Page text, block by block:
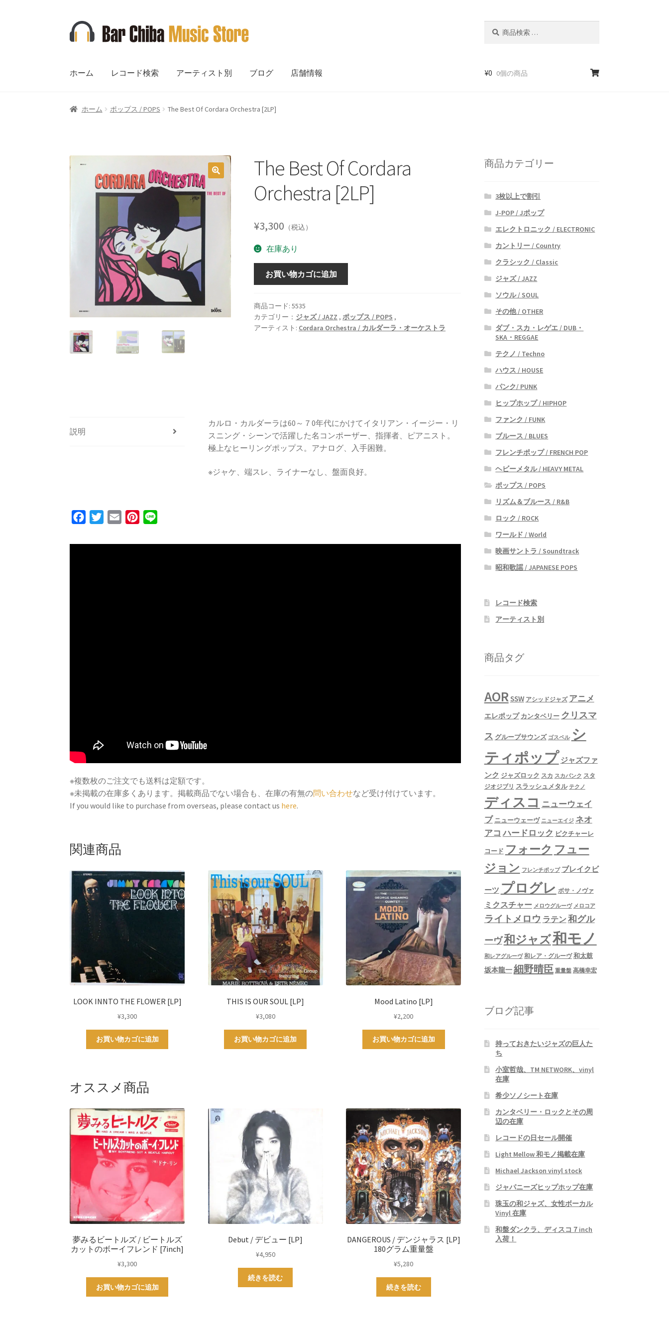
ナ
ビ
シ
へ
コ
ン
ツ
キ
ホーム レコード検索 アーティスト別 ブログ 店舗情報 ¥0 0個の商品
ホーム ポップス / POPS The Best Of Cordara Orchestra [2LP]
The Best Of Cordara
Orchestra [2LP]
¥3,300 （税込）
在庫あり
Best
Cordara
Orchestra
[2LP]
お買い物カゴに追加
商品コード:5535
カテゴリー： ジャズ / JAZZ ,ポップス / POPS ,
アーティスト: Cordara Orchestra / カルダーラ・オーケストラ
説明
カルロ・カルダーラは60～７0年代にかけてイタリアン・イージー・リ
スニング・シーンで活躍した名コンポーザー、指揮者、ピアニスト。
極上なヒーリングポップス。アナログ、入手困難。
※ジャケ、端スレ、ライナーなし、盤面良好。
c
i
a
n
n
※複数枚のご注文でも送料は定額です。
※未掲載の在庫多くあります。掲載商品でない場合も、在庫の有無の問い合わせなど受け付けています。
If you would like to purchase from overseas, please contact us here.
関連商品
LOOK INNTO THE FLOWER [LP]
¥3,300
お買い物カゴに追加
THIS IS OUR SOUL [LP]
¥3,080
お買い物カゴに追加
Mood Latino [LP]
¥2,200
お買い物カゴに追加
オススメ商品
夢みるビートルズ / ビートルズ
カットのボーイフレンド [7inch]
¥3,300
お買い物カゴに追加
Debut / デビュー [LP]
¥4,950
続きを読む
DANGEROUS / デンジャラス [LP]
180グラム重量盤
¥5,280
続きを読む
商品カテゴリー
3枚以上で割引
J-POP / Jポップ
エレクトロニック / ELECTRONIC
カントリー / Country
クラシック / Classic
ジャズ / JAZZ
ソウル / SOUL
その他 / OTHER
ダブ・スカ・レゲエ / DUB・
SKA・REGGAE
テクノ / Techno
ハウス / HOUSE
パンク/ PUNK
ヒップホップ / HIPHOP
ファンク / FUNK
ブルース / BLUES
フレンチポップ / FRENCH POP
ヘビーメタル / HEAVY METAL
ポップス / POPS
リズム＆ブルース / R&B
ロック / ROCK
ワールド / World
映画サントラ / Soundtrack
昭和歌謡 / JAPANESE POPS
レコード検索
アーティスト別
商品タグ
AORSSW アシッドジャズ アニメ
エレポップ カンタベリー クリスマ
ス グループサウンズ ゴスペル シ
ティポップ ジャズファ
ンク ジャズロック スカ スカパンク スタ
ジオジブリ スラッシュメタル テクノ
ディスコ ニューウェイ
ブ ニューウェーヴ ニューエイジ ネオ
アコ ハードロック ピクチャーレ
コード フォーク フュー
ジョン フレンチポップ ブレイクビ
ーツ プログレ ボサ・ノヴァ
ミクスチャー メロウグルーヴ メロコア
ライトメロウ ラテン 和グル
ーヴ和ジャズ和モノ
和レアグルーヴ 和レア・グルーヴ 和太鼓
坂本龍一細野晴臣 重量盤 高橋幸宏
ブログ記事
持っておきたいジャズの巨人た
ち
小室哲哉、TM NETWORK、vinyl
在庫
希少ソノシート在庫
カンタベリー・ロックとその周
辺の在庫
レコードの日セール開催
Light Mellow 和モノ掲載在庫
Michael Jackson vinyl stock
ジャパニーズヒップホップ在庫
珠玉の和ジャズ、女性ボーカル
Vinyl 在庫
和盤ダンクラ、ディスコ７inch
入荷！